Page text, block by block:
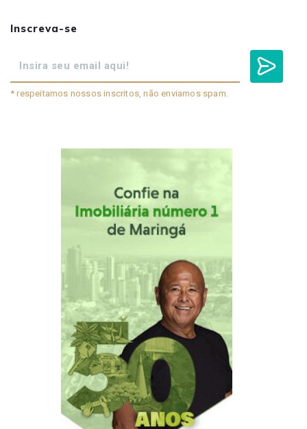
Inscreva-se
* respeitamos nossos inscritos, não enviamos spam.